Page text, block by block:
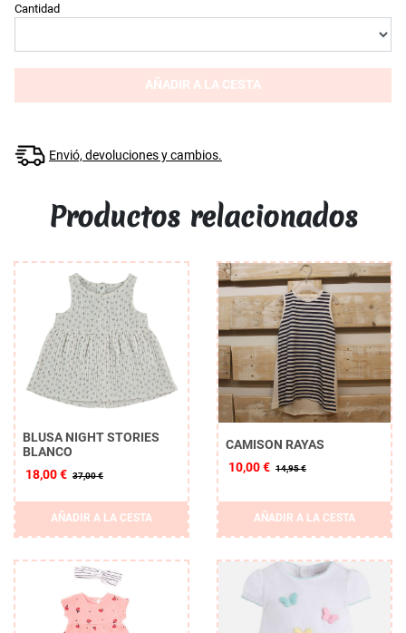
Cantidad
AÑADIR A LA CESTA
Envió, devoluciones y cambios.
Productos relacionados
BLUSA NIGHT STORIES
BLANCO
18,00 € 37,00 €
AÑADIR A LA CESTA
CAMISON RAYAS
10,00 € 14,95 €
AÑADIR A LA CESTA